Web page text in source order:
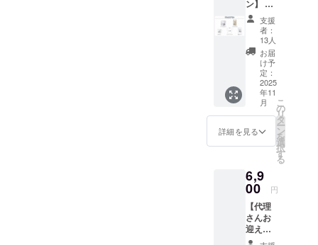
支援者
様ご自
身で必
ずご確
認いた
だきま
すよう
お願い
いたし
ます。
後に輸
出がで
ことが
判明し
た場合
でも、
弊社で
は返
品・返
んでお
りま
す。
・記念
カー
ド 1点
画像は
イメー
ジで
す。 金
額には
消費税
（10%
）と送
料990円
ン】 ※
ぬいぐ
るみは
含まれ
ており
ませ
ん。 ・
アクリ
ルスタ
ンド 1
点 ・マ
ルシェ
バッ
グ 1点
カッ
プ 1点
・プリ
ントT
シャ
ツ 1点
・記念
支援
者：
13人
お届
け予
定：
2025
年11
月
詳細を見る
こ
の
リ
タ
ー
ン
を
選
択
す
る
6,9
00 円
【代理
さんお
迎えプ
ラン】